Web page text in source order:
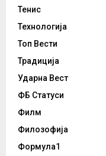
Тенис
Технологија
Топ Вести
Традиција
Ударна Вест
ФБ Статуси
Филм
Филозофија
Формула1